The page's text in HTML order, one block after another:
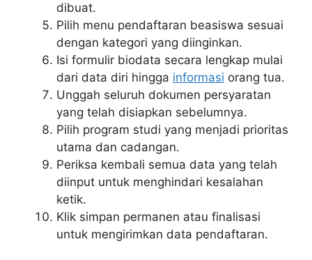
dibuat.
Pilih menu pendaftaran beasiswa sesuai
dengan kategori yang diinginkan.
Isi formulir biodata secara lengkap mulai
dari data diri hingga informasi orang tua.
Unggah seluruh dokumen persyaratan
yang telah disiapkan sebelumnya.
Pilih program studi yang menjadi prioritas
utama dan cadangan.
Periksa kembali semua data yang telah
diinput untuk menghindari kesalahan
ketik.
Klik simpan permanen atau finalisasi
untuk mengirimkan data pendaftaran.